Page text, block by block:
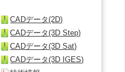
CADデータ(2D)
CADデータ(3D Step)
CADデータ(3D Sat)
CADデータ(3D IGES)